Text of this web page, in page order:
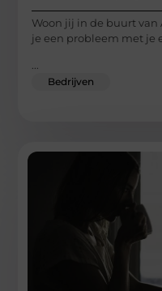
Woon jij in de buurt van
je een probleem met je
...
Bedrijven